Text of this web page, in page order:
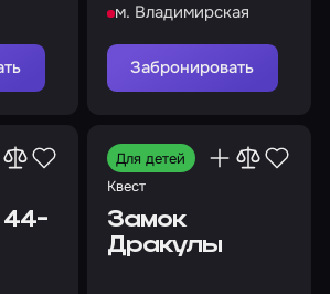
потусторонним силам
затуманить разум
м. Владимирская
Забронировать
44-
Для детей
Квест
Замок
Дракулы